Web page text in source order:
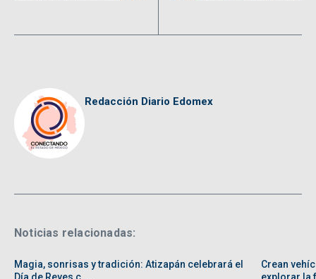
Redacción Diario Edomex
Noticias relacionadas:
Magia, sonrisas y tradición: Atizapán celebrará el
Crean